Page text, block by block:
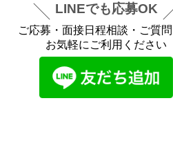
LINEでも応募OK
ご応募・面接日程相談・ご質
お気軽にご利用ください